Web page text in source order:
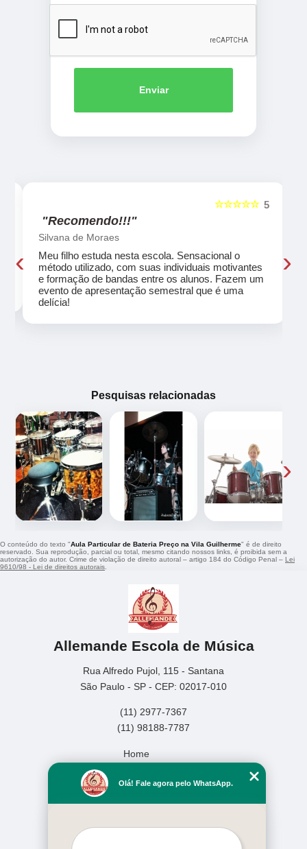
Enviar
5
☆☆☆☆☆
"Recomendo!!!"
Silvana de Moraes
Meu filho estuda nesta escola. Sensacional o
método utilizado, com suas individuais motivantes
e formação de bandas entre os alunos. Fazem um
evento de apresentação semestral que é uma
delícia!
‹ ›
Pesquisas relacionadas
‹ ›
O conteúdo do texto "Aula Particular de Bateria Preço na Vila Guilherme" é de direito
reservado. Sua reprodução, parcial ou total, mesmo citando nossos links, é proibida sem a
autorização do autor. Crime de violação de direito autoral – artigo 184 do Código Penal – Lei
9610/98 - Lei de direitos autorais
Allemande Escola de Música
Rua Alfredo Pujol, 115 - Santana
São Paulo - SP - CEP: 02017-010
(11) 2977-7367
(11) 98188-7787
Home
Missão
Olá! Fale agora pelo WhatsApp.